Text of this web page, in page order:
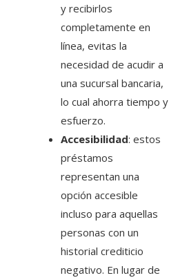
y recibirlos
completamente en
línea, evitas la
necesidad de acudir a
una sucursal bancaria,
lo cual ahorra tiempo y
esfuerzo.
Accesibilidad: estos
préstamos
representan una
opción accesible
incluso para aquellas
personas con un
historial crediticio
negativo. En lugar de